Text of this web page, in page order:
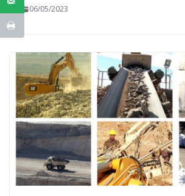
06/05/2023